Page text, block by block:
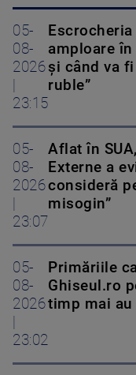
05-
08-
2026
23:15
amploare în
și când va
ruble”
05-
08-
2026
23:07
Aflat în
Externe a
consideră
misogin”
05-
08-
2026
23:02
Primăriile
Ghiseul.ro
timp mai